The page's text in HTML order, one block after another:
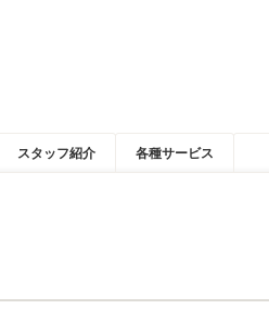
スタッフ紹介 各種サービス